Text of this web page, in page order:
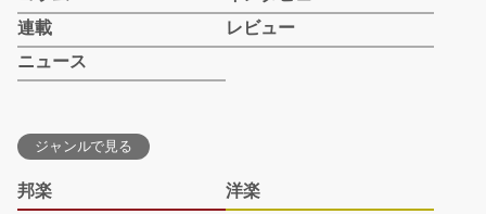
連載
レビュー
ニュース
ジャンルで見る
邦楽
洋楽